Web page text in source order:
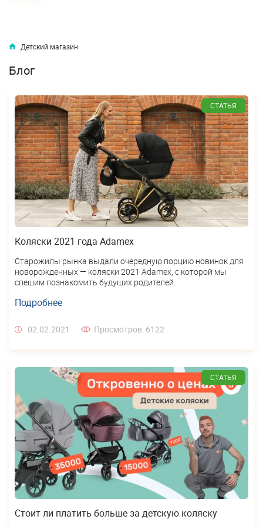
Детский магазин
Блог
СТАТЬЯ
Коляски 2021 года Adamex
Старожилы рынка выдали очередную порцию новинок для
новорожденных — коляски 2021 Adamex, с которой мы
спешим познакомить будущих родителей.
Подробнее
02.02.2021 Просмотров: 6122
СТАТЬЯ
Стоит ли платить больше за детскую коляску